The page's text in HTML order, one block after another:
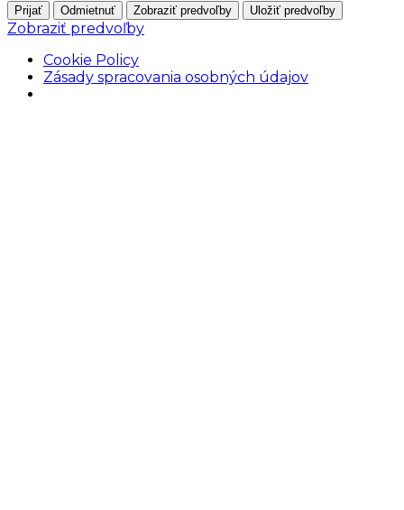
Prijať Odmietnuť Zobraziť predvoľby Uložiť predvoľby
Zobraziť predvoľby
Cookie Policy
Zásady spracovania osobných údajov